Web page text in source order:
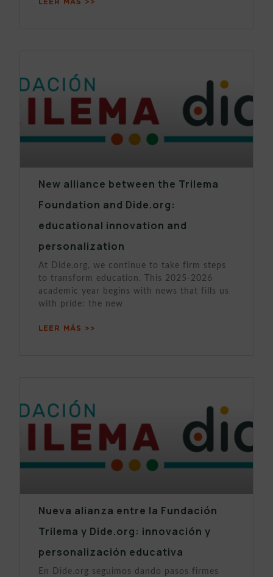
LEER MÁS >>
New alliance between the Trilema
Foundation and Dide.org:
educational innovation and
personalization
At Dide.org, we continue to take firm steps
to transform education. This 2025-2026
academic year begins with news that fills us
with pride: the new
LEER MÁS >>
Nueva alianza entre la Fundación
Trilema y Dide.org: innovación y
personalización educativa
En Dide.org seguimos dando pasos firmes